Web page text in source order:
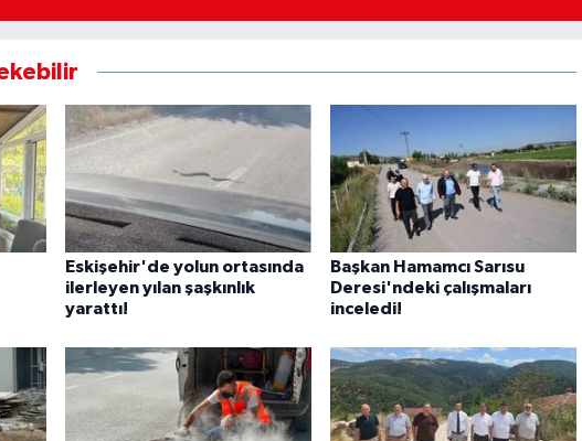
Eskişehir'de yolun ortasında
ilerleyen yılan şaşkınlık
yarattı!
Başkan Hamamcı Sarısu
Deresi'ndeki çalışmaları
inceledi!